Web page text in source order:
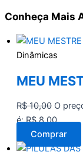
Conheça Mais
Dinâmicas
MEU
R$10,00 O
é: R$ 8,00.
Comprar